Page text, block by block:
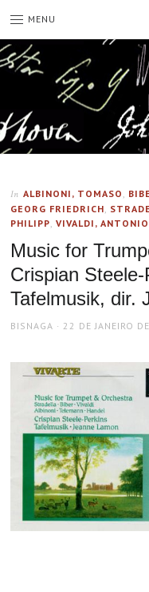
MENU
In ALBINONI, TOMASO ,
GEORG FRIEDRICH,
PHILIPP,VIVALDI, ANTONIO
Music for
Crispian
Tafelmusik, dir.
AUTHOR
BISNAGA
POSTED
22 DE JANEIRO